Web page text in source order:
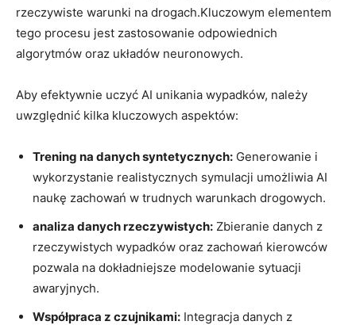
rzeczywiste ‍warunki na drogach.Kluczowym⁢ elementem
tego procesu jest⁢ zastosowanie odpowiednich
algorytmów oraz układów neuronowych.
Aby efektywnie uczyć AI‍ unikania wypadków, należy
uwzględnić‍ kilka‌ kluczowych aspektów:
Trening na danych syntetycznych: ⁢Generowanie i
⁣wykorzystanie realistycznych ⁢symulacji umożliwia ⁤AI
naukę zachowań w trudnych‌ warunkach⁤ drogowych.
analiza danych rzeczywistych: Zbieranie⁢ danych z
‌rzeczywistych​ wypadków oraz ⁣zachowań ⁢kierowców
pozwala na‌ dokładniejsze modelowanie ⁣sytuacji
awaryjnych.
Współpraca⁢ z czujnikami: Integracja danych z